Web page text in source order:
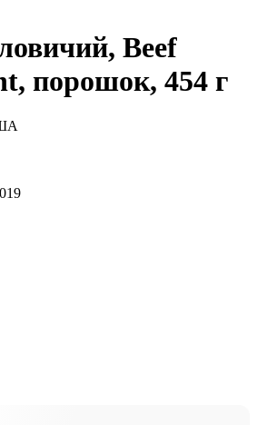
Beef
порошок, 454 г